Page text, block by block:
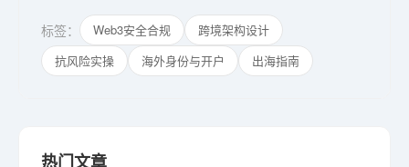
标签： Web3安全合规
跨境架构设计
抗风险实操
海外身份与开户 出海指南
热门文章